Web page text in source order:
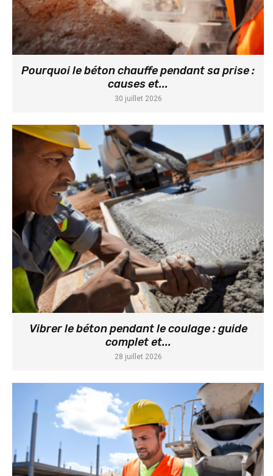
Pourquoi le béton chauffe pendant sa prise :
causes et...
30 juillet 2026
Vibrer le béton pendant le coulage : guide
complet et...
28 juillet 2026